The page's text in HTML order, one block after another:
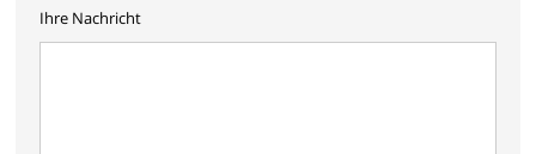
Ihre Nachricht